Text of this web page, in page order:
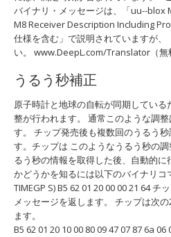
バイナリ・メッセージは、「uu--
M8 Receiver Description Including
仕様を含む」で説明されていますが、
い。 www.DeepL.com/Translator（無
うるう秒補正
原子時計と地球の自転が同期してい
整が行われます。 通常このような調
す。 チップ発売後も複数回のうるう
す。チップは このようなうるう秒の
るう秒の情報を取得した後、自動的
かどうかを知るには以下のバイナリコ
TIMEGP S) B5 62 01 20 00 00 21 64 チ
メッセージを返します。 チップは次
ます。
B5 62 01 20 10 00 80 09 47 07 87 6a 06